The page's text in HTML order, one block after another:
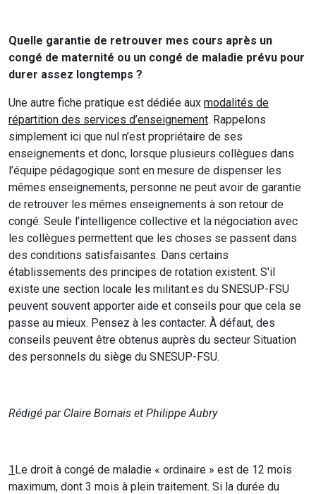
Quelle garantie de retrouver mes cours après un
congé de maternité ou un congé de maladie prévu pour
durer assez longtemps ?
Une autre fiche pratique est dédiée aux modalités de
répartition des services d’enseignement. Rappelons
simplement ici que nul n’est propriétaire de ses
enseignements et donc, lorsque plusieurs collègues dans
l’équipe pédagogique sont en mesure de dispenser les
mêmes enseignements, personne ne peut avoir de garantie
de retrouver les mêmes enseignements à son retour de
congé. Seule l’intelligence collective et la négociation avec
les collègues permettent que les choses se passent dans
des conditions satisfaisantes. Dans certains
établissements des principes de rotation existent. S'il
existe une section locale les militant.es du SNESUP-FSU
peuvent souvent apporter aide et conseils pour que cela se
passe au mieux. Pensez à les contacter. À défaut, des
conseils peuvent être obtenus auprès du secteur Situation
des personnels du siège du SNESUP-FSU.
Rédigé par Claire Bornais et Philippe Aubry
1Le droit à congé de maladie « ordinaire » est de 12 mois
maximum, dont 3 mois à plein traitement. Si la durée du